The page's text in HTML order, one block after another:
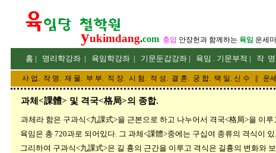
yukimdang.com 충암 안장헌과 함께하는 육임 운세
홈 | 명리 학강좌 | 육임학강좌 | 기문둔갑강좌 | 육임 . 기문부적 | 작 명
사 업 . 작 명. 재 물. 부 부. 직 장. 시 험. 적 성. 결 혼. 궁 합. 택 일. 신 수 운세
과체<課體> 및 격국<格局>의 종합.
과체라 함은 구과식<九課式>을 근본으로 하고 나누어서 격국<格局>을 이루
육임은 총 720과로 되어있다. 그 과체<課體>중에는 구십여 종류의 격식이
그리하여 구과식<九課式>은 길 흉의 근간을 이루고 격식은 길흉의 변화와